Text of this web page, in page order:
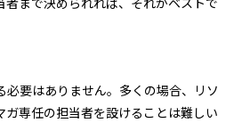
必要はありません。多くの場合、リソ
ガ専任の担当者を設けることは難しい